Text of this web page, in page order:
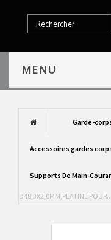
MENU
Garde-
Accessoires gardes
Supports De Main-
D48,3X2,0MM,PLATINE POUR...